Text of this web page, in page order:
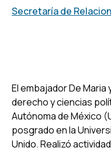
Secretaría de
El embajador De
derecho y ciencias
Autónoma de México
posgrado en la
Unido. Realizó